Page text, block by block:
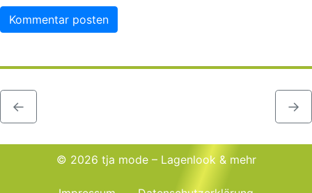
← →
© 2026 tja mode – Lagenlook & mehr